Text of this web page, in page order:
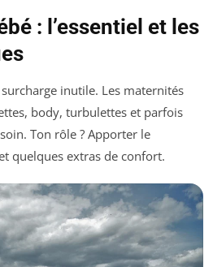
: l’essentiel et les
inutile. Les maternités
body, turbulettes et parfois
Ton rôle ? Apporter le
quelques extras de confort.